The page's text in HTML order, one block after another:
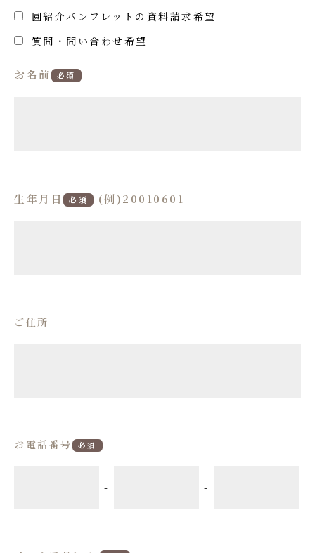
園紹介パンフレットの資料請求希望
質問・問い合わせ希望
お名前 必須
生年月日 必須 (例)20010601
ご住所
お電話番号 必須
- -